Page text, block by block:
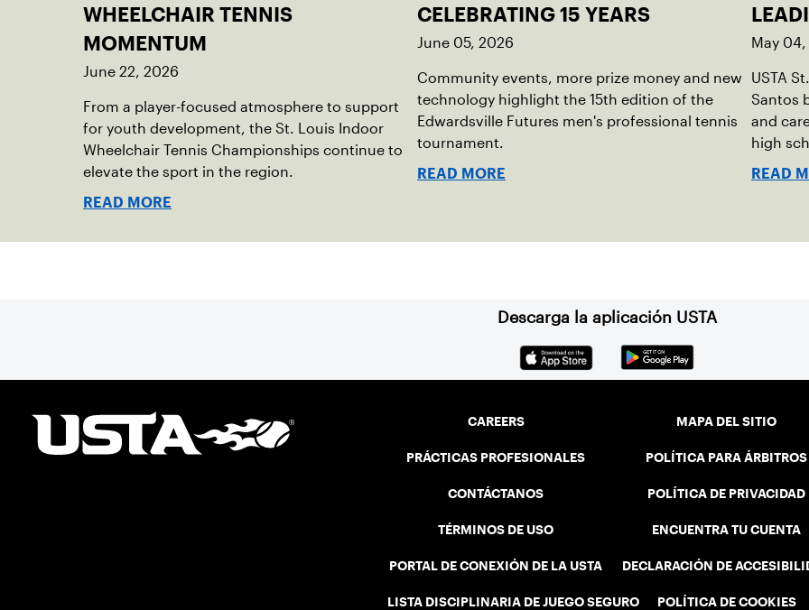
WHEELCHAIR TENNIS
MOMENTUM
June 22, 2026
From a player-focused atmosphere to support
for youth development, the St. Louis Indoor
Wheelchair Tennis Championships continue to
elevate the sport in the region.
READ MORE
CELEBRATING 15 YEARS
June 05, 2026
Community events, more prize money and new
technology highlight the 15th edition of the
Edwardsville Futures men's professional tennis
tournament.
READ MORE
May
USTA
Santos
and
high
READ
Descarga la aplicación USTA
CAREERS
PRÁCTICAS PROFESIONALES
CONTÁCTANOS
TÉRMINOS DE USO
PORTAL DE CONEXIÓN DE LA USTA
LISTA DISCIPLINARIA DE JUEGO SEGURO
MAPA DEL SITIO
POLÍTICA PARA ÁRBITROS
POLÍTICA DE PRIVACIDAD
ENCUENTRA TU CUENTA
DECLARACIÓN DE
POLÍTICA DE COOKIES